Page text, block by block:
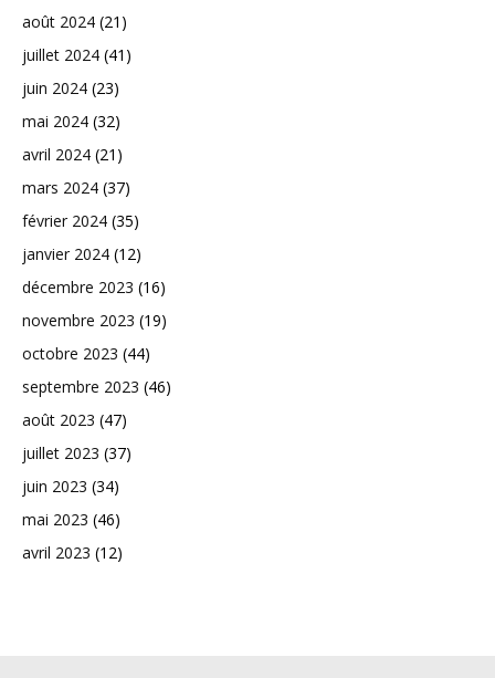
août 2024 (21)
juillet 2024 (41)
juin 2024 (23)
mai 2024 (32)
avril 2024 (21)
mars 2024 (37)
février 2024 (35)
janvier 2024 (12)
décembre 2023 (16)
novembre 2023 (19)
octobre 2023 (44)
septembre 2023 (46)
août 2023 (47)
juillet 2023 (37)
juin 2023 (34)
mai 2023 (46)
avril 2023 (12)